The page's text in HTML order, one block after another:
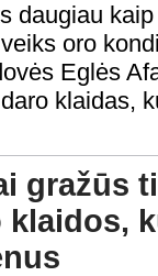
daugiau
oro
Eglės
klaidas,
gražūs
klaidos,